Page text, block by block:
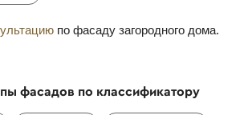
по фасаду загородного дома.
фасадов по классификатору